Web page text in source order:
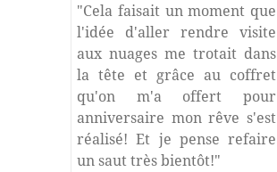
"Cela faisait un moment que
l'idée d'aller rendre visite
aux nuages me trotait dans
la tête et grâce au coffret
qu'on m'a offert pour
anniversaire mon rêve s'est
réalisé! Et je pense refaire
un saut très bientôt!"